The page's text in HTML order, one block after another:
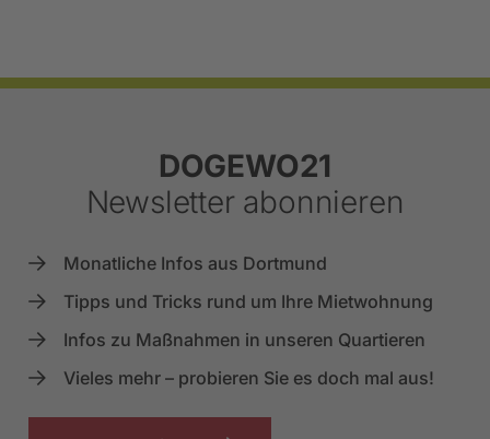
Footer
DOGEWO21
Newsletter abonnieren
Monatliche Infos aus Dortmund
Tipps und Tricks rund um Ihre Mietwohnung
Infos zu Maßnahmen in unseren Quartieren
Vieles mehr – probieren Sie es doch mal aus!